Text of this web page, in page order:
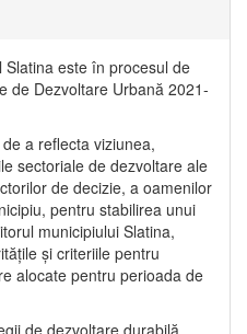
este în procesul de
de Dezvoltare Urbană 2021‐
a reflecta viziunea,
sectoriale de dezvoltare ale
de decizie, a oamenilor
pentru stabilirea unui
municipiului Slatina,
și criteriile pentru
alocate pentru perioada de
de dezvoltare durabilă